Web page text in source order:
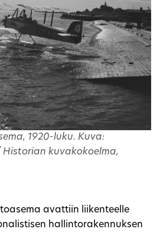
1920-luku. Kuva:
kuvakokoelma,
avattiin liikenteelle
hallintorakennuksen